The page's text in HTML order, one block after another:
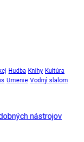
Hudba Knihy Kultúra
Umenie Vodný slalom
nástrojov